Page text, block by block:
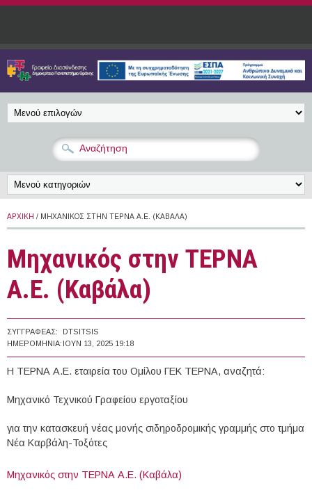
Παράκαμψη προς το κυρίως περιεχόμενο
ΑΡΧΙΚΉ / ΜΗΧΑΝΙΚΌΣ ΣΤΗΝ ΤΕΡΝΑ Α.Ε. (ΚΑΒΆΛΑ)
Μηχανικός στην ΤΕΡΝΑ
Α.Ε. (Καβάλα)
ΣΥΓΓΡΑΦΈΑΣ:
DTSITSIS
ΗΜΕΡΟΜΗΝΊΑ: ΙΟΥΝ 13, 2025 19:18
Η ΤΕΡΝΑ Α.Ε. εταιρεία του Ομίλου ΓΕΚ ΤΕΡΝΑ, αναζητά:
Μηχανικό Τεχνικού Γραφείου εργοταξίου
για την κατασκευή νέας μονής σιδηροδρομικής γραμμής στο τμήμα
Νέα Καρβάλη-Τοξότες
Μηχανικός στην ΤΕΡΝΑ Α.Ε. (Καβάλα)